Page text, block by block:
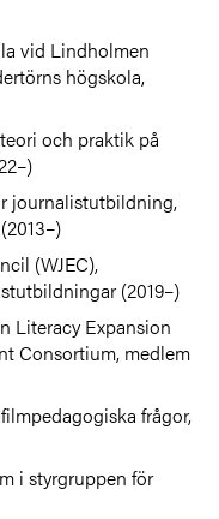
vid Lindholmen
högskola,
och praktik på
journalistutbildning,
(WJEC),
(2019–)
Literacy Expansion
Consortium, medlem
frågor,
i styrgruppen för